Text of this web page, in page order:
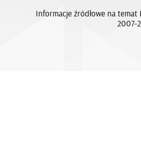
Informacje źródłowe na
2007-